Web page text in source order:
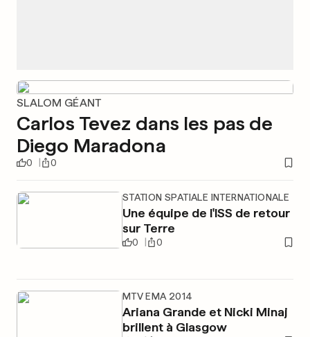
SLALOM GÉANT
Carlos Tevez dans les pas de
Diego Maradona
0 0
STATION SPATIALE INTERNATIONALE
Une équipe de l'ISS de retour
sur Terre
0 0
MTV EMA 2014
Ariana Grande et Nicki Minaj
brillent à Glasgow